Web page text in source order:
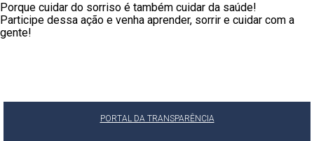
Porque cuidar do sorriso é também cuidar da saúde!
Participe dessa ação e venha aprender, sorrir e cuidar com a
gente!
PORTAL DA TRANSPARÊNCIA